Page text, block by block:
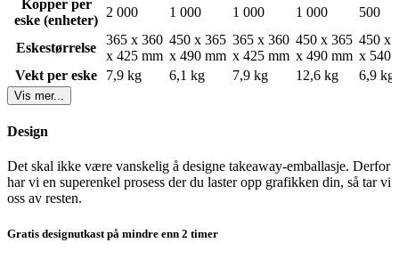
størrelser – fra den lille espressokoppen på 4 oz til den største på 20
oz:
4 oz
7 oz
8 oz(
12 oz
20 oz
8 oz er kundens klare favoritt – en typisk medium størrelse, perfekt
til arrangementer og smaksprøver.
prisen, dersom du kan vente. Alle andre størrelser finnes også med
Kopper per
eske (enheter)
2 000 1 000 1 000 1 000 500
Eskestørrelse
365 x 360
x 425 mm
450 x 365
x 490 mm
365 x 360
x 425 mm
450 x 365
x 490 mm
450 x
x 540
Vekt per eske
7,9 kg 6,1 kg 7,9 kg 12,6 kg 6,9 kg
Vis mer...
Design
Det skal ikke være vanskelig å designe takeaway-emballasje. Derfor
har vi en superenkel prosess der du laster opp grafikken din, så tar vi
oss av resten.
Gratis designutkast på mindre enn 2 timer